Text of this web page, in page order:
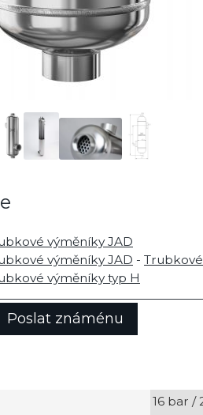
výměníky JAD
výměníky JAD -
výměníky typ H
Poslat známénu
16 bar /